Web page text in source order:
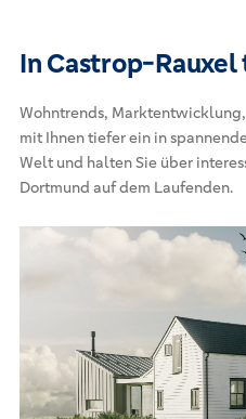
In Castrop-Rauxel
Wohntrends,
mit Ihnen tiefer ein in
Welt und halten Sie über
Dortmund auf dem Laufenden.